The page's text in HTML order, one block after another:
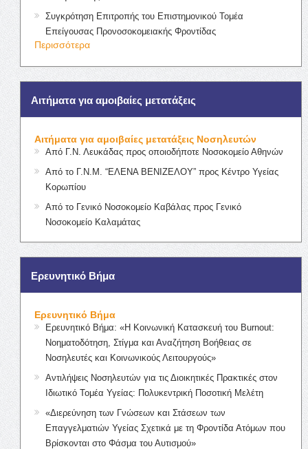
Συγκρότηση Επιτροπής του Επιστημονικού Τομέα
Επείγουσας Προνοσοκομειακής Φροντίδας
Περισσότερα
Αιτήματα για αμοιβαίες μετατάξεις
Αιτήματα για αμοιβαίες μετατάξεις Νοσηλευτών
Από Γ.Ν. Λευκάδας προς οποιοδήποτε Νοσοκομείο Αθηνών
Από το Γ.Ν.Μ. “ΕΛΕΝΑ ΒΕΝΙΖΕΛΟΥ” προς Κέντρο Υγείας
Κορωπίου
Από το Γενικό Νοσοκομείο Καβάλας προς Γενικό
Νοσοκομείο Καλαμάτας
Ερευνητικό Βήμα
Ερευνητικό Βήμα
Ερευνητικό Βήμα: «Η Κοινωνική Κατασκευή του Burnout:
Νοηματοδότηση, Στίγμα και Αναζήτηση Βοήθειας σε
Νοσηλευτές και Κοινωνικούς Λειτουργούς»
Αντιλήψεις Νοσηλευτών για τις Διοικητικές Πρακτικές στον
Ιδιωτικό Τομέα Υγείας: Πολυκεντρική Ποσοτική Μελέτη
«Διερεύνηση των Γνώσεων και Στάσεων των
Επαγγελματιών Υγείας Σχετικά με τη Φροντίδα Ατόμων που
Βρίσκονται στο Φάσμα του Αυτισμού»